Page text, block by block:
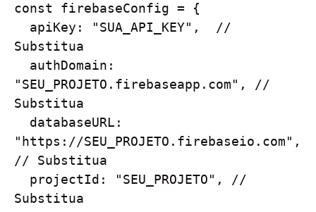
const firebaseConfig = {
Substitua
"SEU_PROJETO.firebaseapp.com", //
Substitua
"https://SEU_PROJETO.firebaseio.com",
// Substitua
Substitua